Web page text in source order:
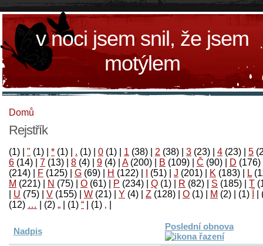
v noci jsem snil, že jsem
motýlem
Domů
Rejstřík
(1) " (1) * (1) . (1) 0 (1) 1 (38) 2 (38) 3 (23) 4 (23) 5
6 (14) 7 (13) 8 (4) 9 (4) A(200) B (109) Č (90) D (176)
(214)
F (125) G (69) H (122) (51) J (201) K (183) L
M (221) N (75) O (61) P (234) Q (1) R (82) S (185) T
U (75) V (155) W (21) Y (4) Z (128) Ο (1) М (2)
(1)
‚
(1)
“
(1)
„
(2)
…
(12)
Nadpis Poslední obnova